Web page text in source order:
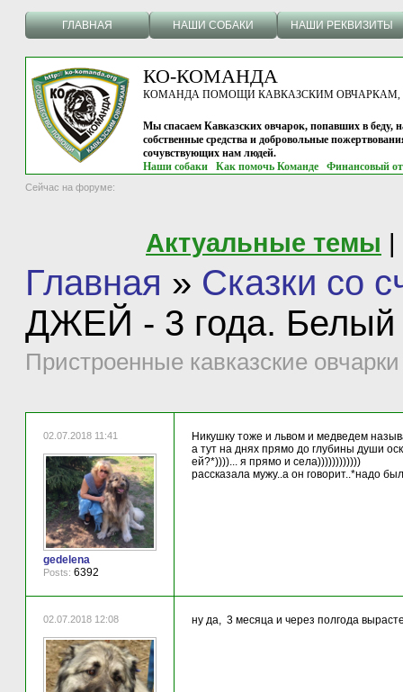
ГЛАВНАЯ НАШИ СОБАКИ НАШИ РЕКВИЗИТЫ
КО-КОМАНДА
КОМАНДА ПОМОЩИ КАВКАЗСКИМ ОВЧАРКАМ, г.
Мы спасаем Кавказских овчарок, попавших в беду,
собственные средства и добровольные
сочувствующих нам людей.
Наши собаки
Как помочь Команде Финансовый
Сейчас на форуме:
Актуальные темы |
Главная » Сказки со
ДЖЕЙ - 3 года. Белый
Пристроенные кавказские овчарки
02.07.2018 11:41
gedelena
Posts: 6392
Никушку тоже и львом и медведем
а тут на днях прямо до глубины души
ей?*))))... я прямо и села))))))))))))
рассказала мужу..а он говорит..*надо
02.07.2018 12:08 ну да, 3 месяца и через полгода